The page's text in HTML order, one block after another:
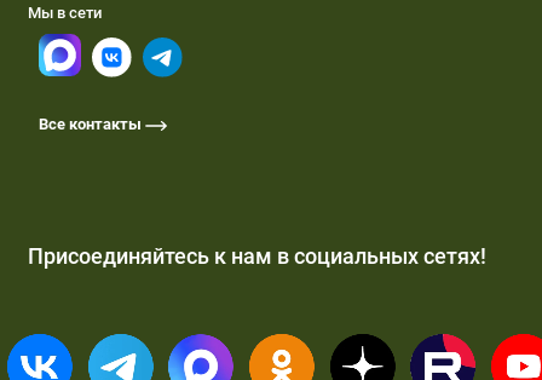
Мы в сети
Все контакты
Присоединяйтесь к нам в социальных сетях!